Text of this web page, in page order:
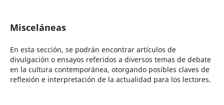
Misceláneas
En esta sección, se podrán encontrar artículos de
divulgación o ensayos referidos a diversos temas de debate
en la cultura contemporánea, otorgando posibles claves de
reflexión e interpretación de la actualidad para los lectores.